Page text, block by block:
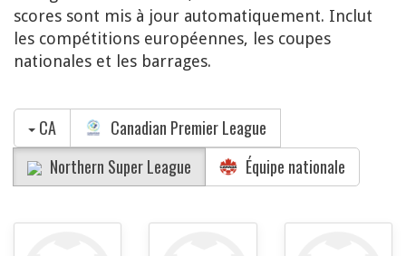
scores sont mis à jour automatiquement. Inclut
les compétitions européennes, les coupes
nationales et les barrages.
CA
Canadian Premier League
Northern Super League
Équipe nationale